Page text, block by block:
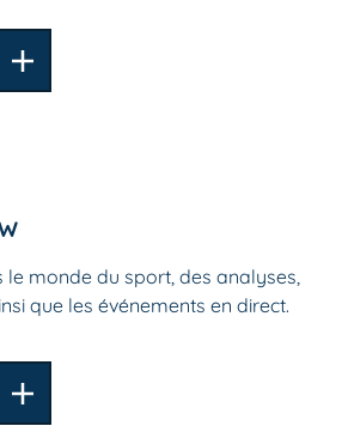
le monde du sport, des analyses,
que les événements en direct.